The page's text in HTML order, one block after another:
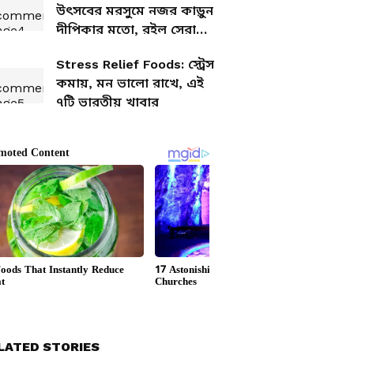
উৎসবের মরসুমে নজর কাড়ুন
দীপিকার মতো, রইল সেরা
Stress Relief Foods: স্ট্রেস
কমায়, মন ভালো রাখে, এই
৭টি ভারতীয় খাবার
STORIES